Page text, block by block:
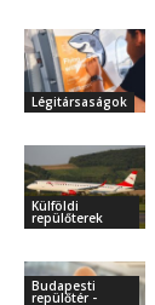
Légitársaságok
Külföldi
repülőterek
Budapesti
repülőtér -